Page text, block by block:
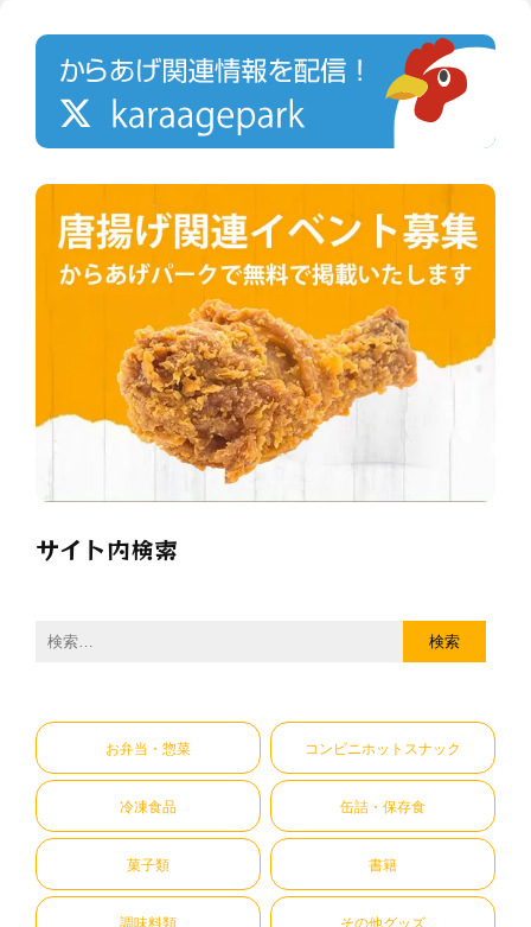
サイト内検索
検
お弁当・惣菜 コンビニホットスナック
冷凍食品 缶詰・保存食
菓子類 書籍
調味料類 その他グッズ